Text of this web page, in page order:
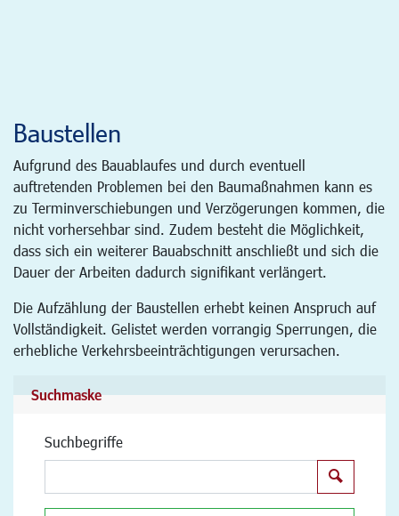
Baustellen
Aufgrund des Bauablaufes und durch eventuell
auftretenden Problemen bei den Baumaßnahmen kann es
zu Terminverschiebungen und Verzögerungen kommen, die
nicht vorhersehbar sind. Zudem besteht die Möglichkeit,
dass sich ein weiterer Bauabschnitt anschließt und sich die
Dauer der Arbeiten dadurch signifikant verlängert.
Die Aufzählung der Baustellen erhebt keinen Anspruch auf
Vollständigkeit. Gelistet werden vorrangig Sperrungen, die
erhebliche Verkehrsbeeinträchtigungen verursachen.
Suchmaske
Suchbegriffe